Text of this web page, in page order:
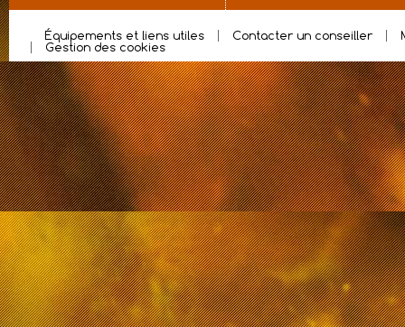
Équipements et liens utiles Contacter un conseiller
Gestion des cookies